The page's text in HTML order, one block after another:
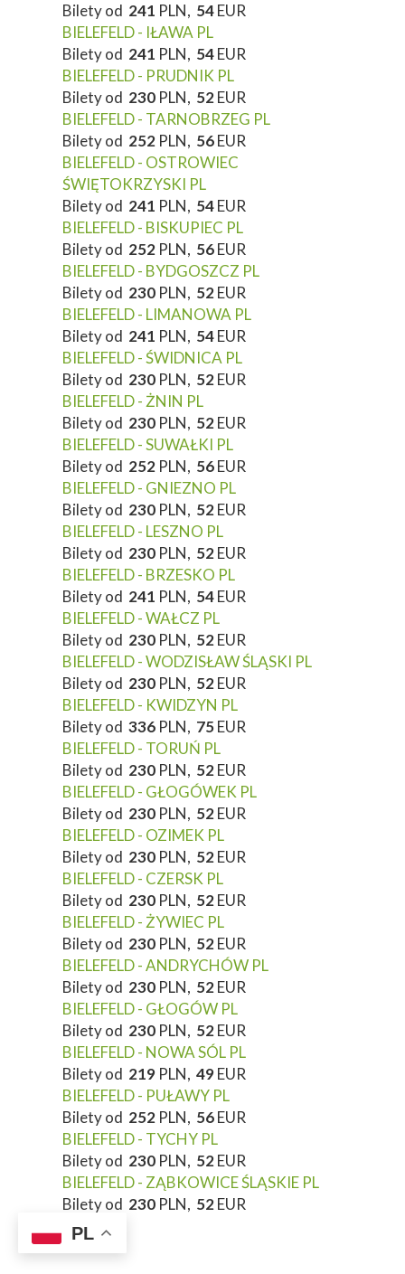
PL
Bilety od 241 PLN, 54EUR
BIELEFELD - IŁAWA PL
Bilety od 241 PLN, 54EUR
BIELEFELD - PRUDNIK PL
Bilety od 230 PLN, 52EUR
BIELEFELD - TARNOBRZEG PL
Bilety od 252 PLN, 56EUR
BIELEFELD - OSTROWIEC
ŚWIĘTOKRZYSKI PL
Bilety od 241 PLN, 54EUR
BIELEFELD - BISKUPIEC PL
Bilety od 252 PLN, 56EUR
BIELEFELD - BYDGOSZCZ PL
Bilety od 230 PLN, 52EUR
BIELEFELD - LIMANOWA PL
Bilety od 241 PLN, 54EUR
BIELEFELD - ŚWIDNICA PL
Bilety od 230 PLN, 52EUR
BIELEFELD - ŻNIN PL
Bilety od 230 PLN, 52EUR
BIELEFELD - SUWAŁKI PL
Bilety od 252 PLN, 56EUR
BIELEFELD - GNIEZNO PL
Bilety od 230 PLN, 52EUR
BIELEFELD - LESZNO PL
Bilety od 230 PLN, 52EUR
BIELEFELD - BRZESKO PL
Bilety od 241 PLN, 54EUR
BIELEFELD - WAŁCZ PL
Bilety od 230 PLN, 52EUR
BIELEFELD - WODZISŁAW ŚLĄSKI PL
Bilety od 230 PLN, 52EUR
BIELEFELD - KWIDZYN PL
Bilety od 336 PLN, 75EUR
BIELEFELD - TORUŃ PL
Bilety od 230 PLN, 52EUR
BIELEFELD - GŁOGÓWEK PL
Bilety od 230 PLN, 52EUR
BIELEFELD - OZIMEK PL
Bilety od 230 PLN, 52EUR
BIELEFELD - CZERSK PL
Bilety od 230 PLN, 52EUR
BIELEFELD - ŻYWIEC PL
Bilety od 230 PLN, 52EUR
BIELEFELD - ANDRYCHÓW PL
Bilety od 230 PLN, 52EUR
BIELEFELD - GŁOGÓW PL
Bilety od 230 PLN, 52EUR
BIELEFELD - NOWA SÓL PL
Bilety od 219 PLN, 49EUR
BIELEFELD - PUŁAWY PL
Bilety od 252 PLN, 56EUR
BIELEFELD - TYCHY PL
Bilety od 230 PLN, 52EUR
BIELEFELD - ZĄBKOWICE ŚLĄSKIE PL
Bilety od 230 PLN, 52EUR